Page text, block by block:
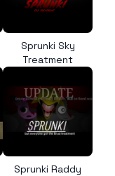
Sprunki Sky
Treatment
Sprunki Raddy